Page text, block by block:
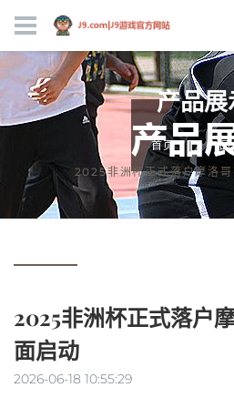
产品展
首页
产品
2025非洲杯正式落户摩洛
2025非洲杯正式落户
面启动
2026-06-18 10:55:29